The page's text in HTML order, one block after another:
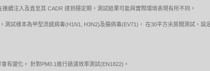
續注入及直至其 CADR 達到穩定期。測試結果可能與實際環境表現有所不同。
試樣本為甲型流感病毒(H1N1, H3N2)及腸病毒(EV71)， 在30平方米房間測試，設
有變化。 針對PM0.1進行過濾效率測試(EN1822)。